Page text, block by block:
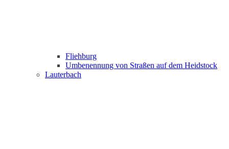
Fliehburg
Umbenennung von Straßen auf dem Heidstock
Lauterbach